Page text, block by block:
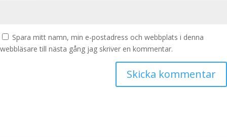
Spara mitt namn, min e-postadress och webbplats i denna
webbläsare till nästa gång jag skriver en kommentar.